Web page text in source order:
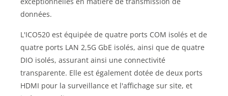
données.
L'ICO520 est équipée de quatre ports COM isolés et de
quatre ports LAN 2,5G GbE isolés, ainsi que de quatre
DIO isolés, assurant ainsi une connectivité
transparente. Elle est également dotée de deux ports
HDMI pour la surveillance et l'affichage sur site, et